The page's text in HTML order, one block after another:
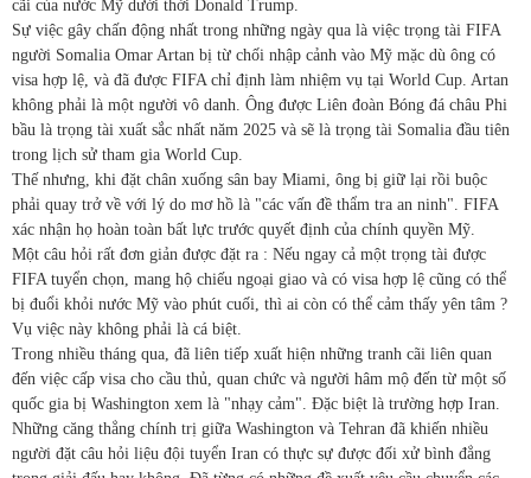
cãi của nước Mỹ dưới thời Donald Trump.
Sự việc gây chấn động nhất trong những ngày qua là việc trọng tài FIFA
người Somalia Omar Artan bị từ chối nhập cảnh vào Mỹ mặc dù ông có
visa hợp lệ, và đã được FIFA chỉ định làm nhiệm vụ tại World Cup. Artan
không phải là một người vô danh. Ông được Liên đoàn Bóng đá châu Phi
bầu là trọng tài xuất sắc nhất năm 2025 và sẽ là trọng tài Somalia đầu tiên
trong lịch sử tham gia World Cup.
Thế nhưng, khi đặt chân xuống sân bay Miami, ông bị giữ lại rồi buộc
phải quay trở về với lý do mơ hồ là "các vấn đề thẩm tra an ninh". FIFA
xác nhận họ hoàn toàn bất lực trước quyết định của chính quyền Mỹ.
Một câu hỏi rất đơn giản được đặt ra : Nếu ngay cả một trọng tài được
FIFA tuyển chọn, mang hộ chiếu ngoại giao và có visa hợp lệ cũng có thể
bị đuổi khỏi nước Mỹ vào phút cuối, thì ai còn có thể cảm thấy yên tâm ?
Vụ việc này không phải là cá biệt.
Trong nhiều tháng qua, đã liên tiếp xuất hiện những tranh cãi liên quan
đến việc cấp visa cho cầu thủ, quan chức và người hâm mộ đến từ một số
quốc gia bị Washington xem là "nhạy cảm". Đặc biệt là trường hợp Iran.
Những căng thẳng chính trị giữa Washington và Tehran đã khiến nhiều
người đặt câu hỏi liệu đội tuyển Iran có thực sự được đối xử bình đẳng